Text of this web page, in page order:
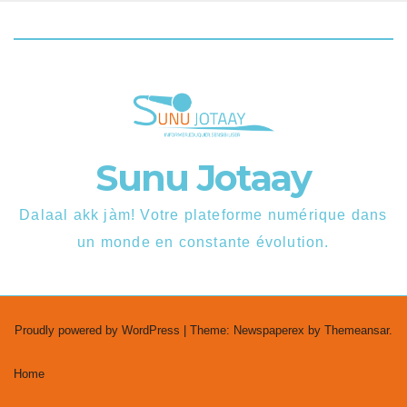
Sunu Jotaay
Dalaal akk jàm! Votre plateforme numérique dans
un monde en constante évolution.
Proudly powered by WordPress | Theme: Newspaperex by Themeansar.
Home